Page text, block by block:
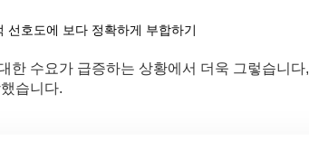
선호도에 보다 정확하게 부합하기
한 수요가 급증하는 상황에서 더욱 그렇습니다,
습니다.